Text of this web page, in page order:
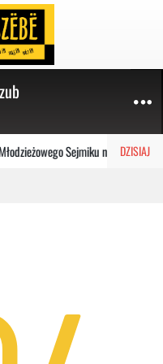
DZISIAJ
Sejmiku na Pomorzu.